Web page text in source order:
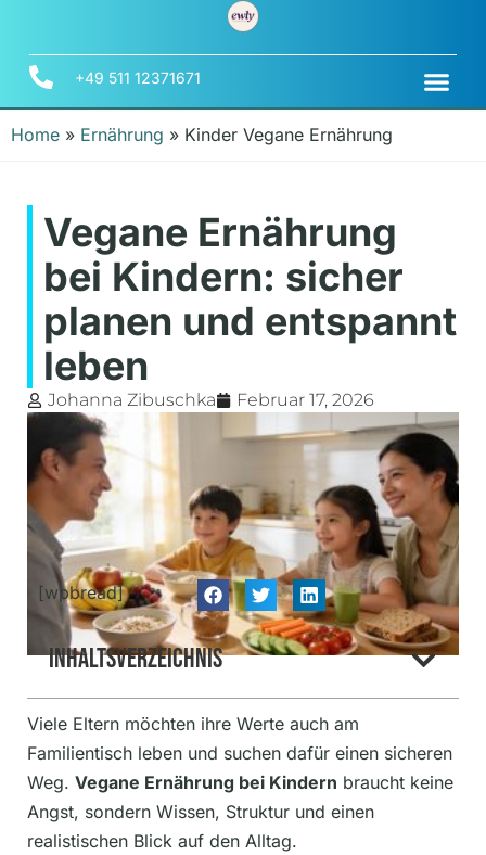
+49 511 12371671
Home » Ernährung » Kinder Vegane Ernährung
Vegane Ernährung
bei Kindern: sicher
planen und entspannt
leben
Johanna Zibuschka Februar 17, 2026
[wpbread]
Inhaltsverzeichnis
Viele Eltern möchten ihre Werte auch am
Familientisch leben und suchen dafür einen sicheren
Weg. Vegane Ernährung bei Kindern braucht keine
Angst, sondern Wissen, Struktur und einen
realistischen Blick auf den Alltag.